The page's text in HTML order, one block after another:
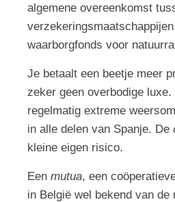
algemene overeenkomst
waarborgfonds voor
Je betaalt een beetje meer
zeker geen overbodige
regelmatig extreme
in alle delen van Spanje. De
kleine eigen risico.
Een mutua, een
in België wel bekend van de